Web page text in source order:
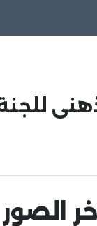
للجنة
الصور